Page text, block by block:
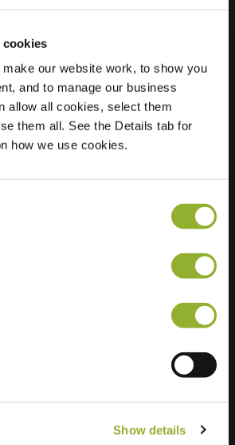
cookies
our website work, to show you
and to manage our business
allow all cookies, select them
them all. See the Details tab for
how we use cookies.
Show details
Tjaskerstraat 64
3774 CV
Kootwijkerbroek
Países Baixos